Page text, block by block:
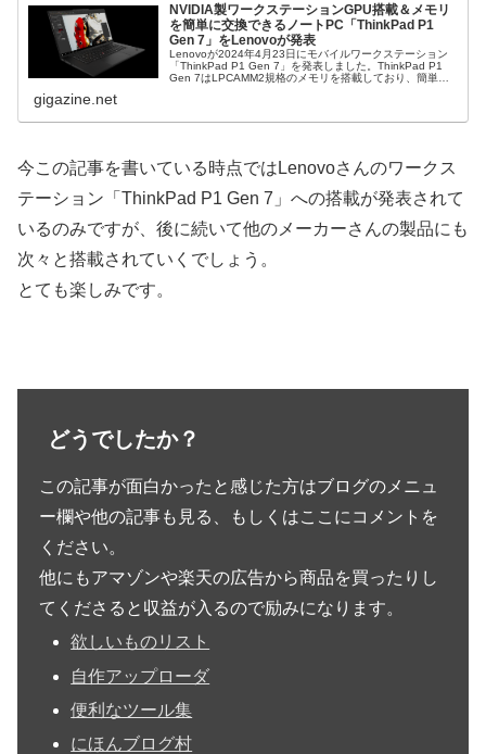
NVIDIA製ワークステーションGPU搭載＆メモリ
を簡単に交換できるノートPC「ThinkPad P1
Gen 7」をLenovoが発表
Lenovoが2024年4月23日にモバイルワークステーション
「ThinkPad P1 Gen 7」を発表しました。ThinkPad P1
Gen 7はLPCAMM2規格のメモリを搭載しており、簡単に
gigazine.net
今この記事を書いている時点ではLenovoさんのワークス
テーション「ThinkPad P1 Gen 7」への搭載が発表されて
いるのみですが、後に続いて他のメーカーさんの製品にも
次々と搭載されていくでしょう。
とても楽しみです。
どうでしたか？
この記事が面白かったと感じた方はブログのメニュ
ー欄や他の記事も見る、もしくはここにコメントを
ください。
他にもアマゾンや楽天の広告から商品を買ったりし
てくださると収益が入るので励みになります。
欲しいものリスト
自作アップローダ
便利なツール集
にほんブログ村